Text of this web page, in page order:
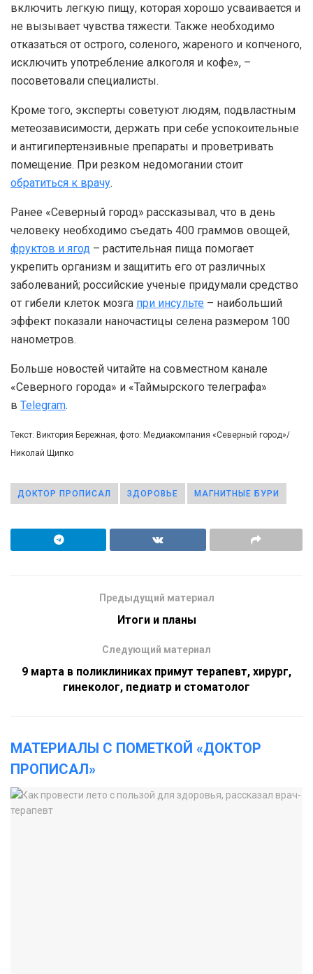
включить легкую пищу, которая хорошо усваивается и
не вызывает чувства тяжести. Также необходимо
отказаться от острого, соленого, жареного и копченого,
исключить употребление алкоголя и кофе», –
посоветовали специалисты.
Кроме того, эксперты советуют людям, подвластным
метеозависимости, держать при себе успокоительные
и антигипертензивные препараты и проветривать
помещение. При резком недомогании стоит
обратиться к врачу.
Ранее «Северный город» рассказывал, что в день
человеку необходимо съедать 400 граммов овощей,
фруктов и ягод – растительная пища помогает
укрепить организм и защитить его от различных
заболеваний; российские ученые придумали средство
от гибели клеток мозга при инсульте – наибольший
эффект показали наночастицы селена размером 100
нанометров.
Больше новостей читайте на совместном канале
«Северного города» и «Таймырского телеграфа»
в Telegram.
Текст: Виктория Бережная, фото: Медиакомпания «Северный город»/
Николай Щипко
ДОКТОР ПРОПИСАЛ ЗДОРОВЬЕ МАГНИТНЫЕ БУРИ
Предыдущий материал
Итоги и планы
Следующий материал
9 марта в поликлиниках примут терапевт, хирург,
гинеколог, педиатр и стоматолог
МАТЕРИАЛЫ С ПОМЕТКОЙ «ДОКТОР
ПРОПИСАЛ»